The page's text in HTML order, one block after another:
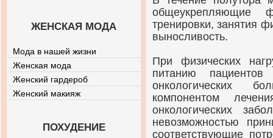
общеукрепляющие
тренировки, занятия
выносливость.
При физических
питанию
онкологических
компонентом
онкологических
невозможностью
соответствующие
ЖЕНСКАЯ МОДА
Мода в нашей жизни
Женская мода
Женский гардероб
Женский макияж
ПОХУДЕНИЕ